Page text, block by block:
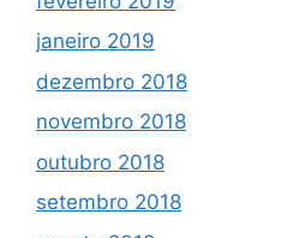
janeiro 2019
dezembro 2018
novembro 2018
outubro 2018
setembro 2018